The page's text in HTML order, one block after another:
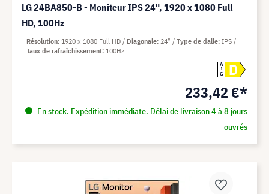
LG 24BA850-B - Moniteur IPS 24", 1920 x 1080 Full
HD, 100Hz
A
G
D
233,42 €*
En stock. Expédition immédiate. Délai de livraison 4 à 8 jours
ouvrés
Résolution 1920 x 1080 Full HD Diagonale 24" Type de dalle IPS
Taux de rafraîchissement 100Hz